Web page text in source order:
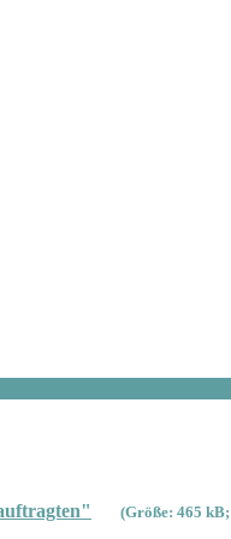
(Größe: 465